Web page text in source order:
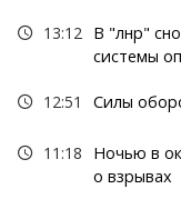
13:12 В "лнр"
системы
12:51 Силы
11:18
Ночью в
о взрывах